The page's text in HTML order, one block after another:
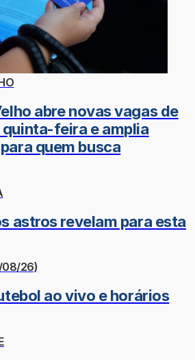
abre novas vagas de
feira e amplia
quem busca
astros revelam para esta
08/26)
ao vivo e horários